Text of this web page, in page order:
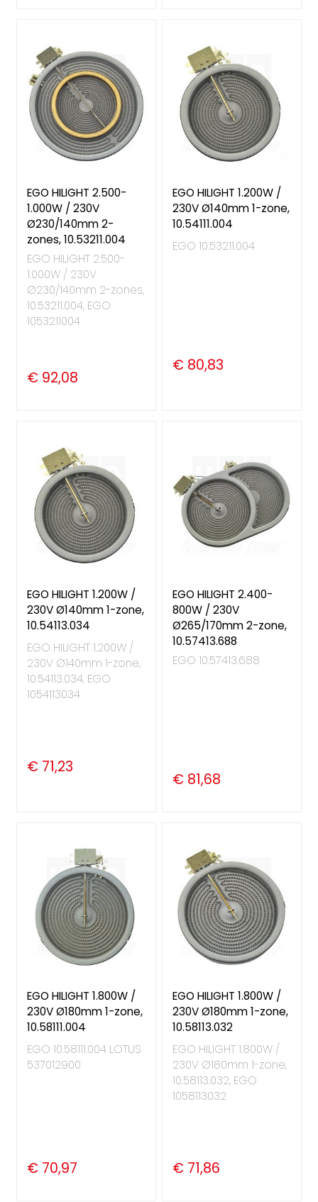
EGO HILIGHT 2.500-
1.000W / 230V
Ø230/140mm 2-
zones, 10.53211.004
EGO HILIGHT 2.500-
1.000W / 230V
Ø230/140mm 2-zones,
10.53211.004, EGO
1053211004
€ 92,08
EGO HILIGHT 1.200W /
230V Ø140mm 1-zone,
10.54111.004
EGO 10.53211.004
€ 80,83
EGO HILIGHT 1.200W /
230V Ø140mm 1-zone,
10.54113.034
EGO HILIGHT 1.200W /
230V Ø140mm 1-zone,
10.54113.034, EGO
1054113034
€ 71,23
EGO HILIGHT 2.400-
800W / 230V
Ø265/170mm 2-zone,
10.57413.688
EGO 10.57413.688
€ 81,68
EGO HILIGHT 1.800W /
230V Ø180mm 1-zone,
10.58111.004
EGO 10.58111.004 LOTUS
537012900
€ 70,97
EGO HILIGHT 1.800W /
230V Ø180mm 1-zone,
10.58113.032
EGO HILIGHT 1.800W /
230V Ø180mm 1-zone,
10.58113.032, EGO
1058113032
€ 71,86